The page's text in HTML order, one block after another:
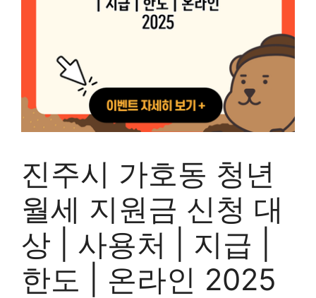
진주시 가호동 청년
월세 지원금 신청 대
상 | 사용처 | 지급 |
한도 | 온라인 2025